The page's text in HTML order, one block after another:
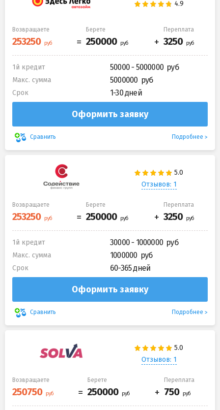
Возвращаете Берете Переплата
1й кредит 50000 - 5000000
Макс. сумма 5000000
Срок 1-30 дней
Оформить заявку
Сравнить Подробнее
Отзывов: 1
Возвращаете Берете Переплата
1й кредит 30000 - 1000000
Макс. сумма 1000000
Срок 60-365 дней
Оформить заявку
Сравнить Подробнее
Отзывов: 1
Возвращаете Берете Переплата